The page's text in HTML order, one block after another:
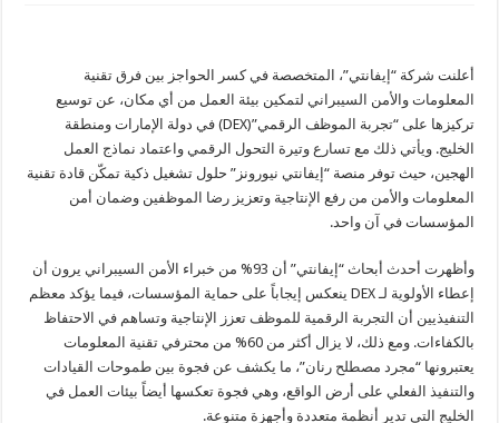
أعلنت شركة “إيفانتي”، المتخصصة في كسر الحواجز بين فرق تقنية
المعلومات والأمن السيبراني لتمكين بيئة العمل من أي مكان، عن توسيع
تركيزها على “تجربة الموظف الرقمي”(DEX) في دولة الإمارات ومنطقة
الخليج. ويأتي ذلك مع تسارع وتيرة التحول الرقمي واعتماد نماذج العمل
الهجين، حيث توفر منصة “إيفانتي نيورونز” حلول تشغيل ذكية تمكّن قادة تقنية
المعلومات والأمن من رفع الإنتاجية وتعزيز رضا الموظفين وضمان أمن
المؤسسات في آن واحد.
وأظهرت أحدث أبحاث “إيفانتي” أن 93% من خبراء الأمن السيبراني يرون أن
إعطاء الأولوية لـ DEX ينعكس إيجاباً على حماية المؤسسات، فيما يؤكد معظم
التنفيذيين أن التجربة الرقمية للموظف تعزز الإنتاجية وتساهم في الاحتفاظ
بالكفاءات. ومع ذلك، لا يزال أكثر من 60% من محترفي تقنية المعلومات
يعتبرونها “مجرد مصطلح رنان”، ما يكشف عن فجوة بين طموحات القيادات
والتنفيذ الفعلي على أرض الواقع، وهي فجوة تعكسها أيضاً بيئات العمل في
الخليج التي تدير أنظمة متعددة وأجهزة متنوعة.